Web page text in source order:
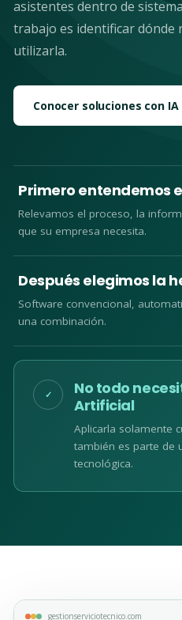
asistentes dentro de
trabajo es identificar dónde
utilizarla.
Conocer soluciones con IA
Primero entendemos
Relevamos el proceso, la
que su empresa necesita.
Después elegimos la
Software convencional,
una combinación.
✓
No todo
Artificial
Aplicarla solamente
también es parte de
tecnológica.
gestionserviciotecnico.com